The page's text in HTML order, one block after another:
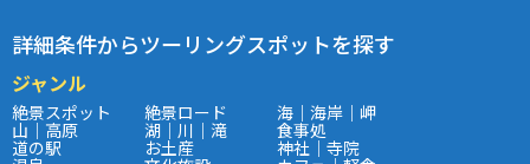
詳細条件からツーリングスポットを探す
ジャンル
絶景スポット 絶景ロード 海｜海岸｜岬
山｜高原 湖｜川｜滝 食事処
道の駅 お土産 神社｜寺院